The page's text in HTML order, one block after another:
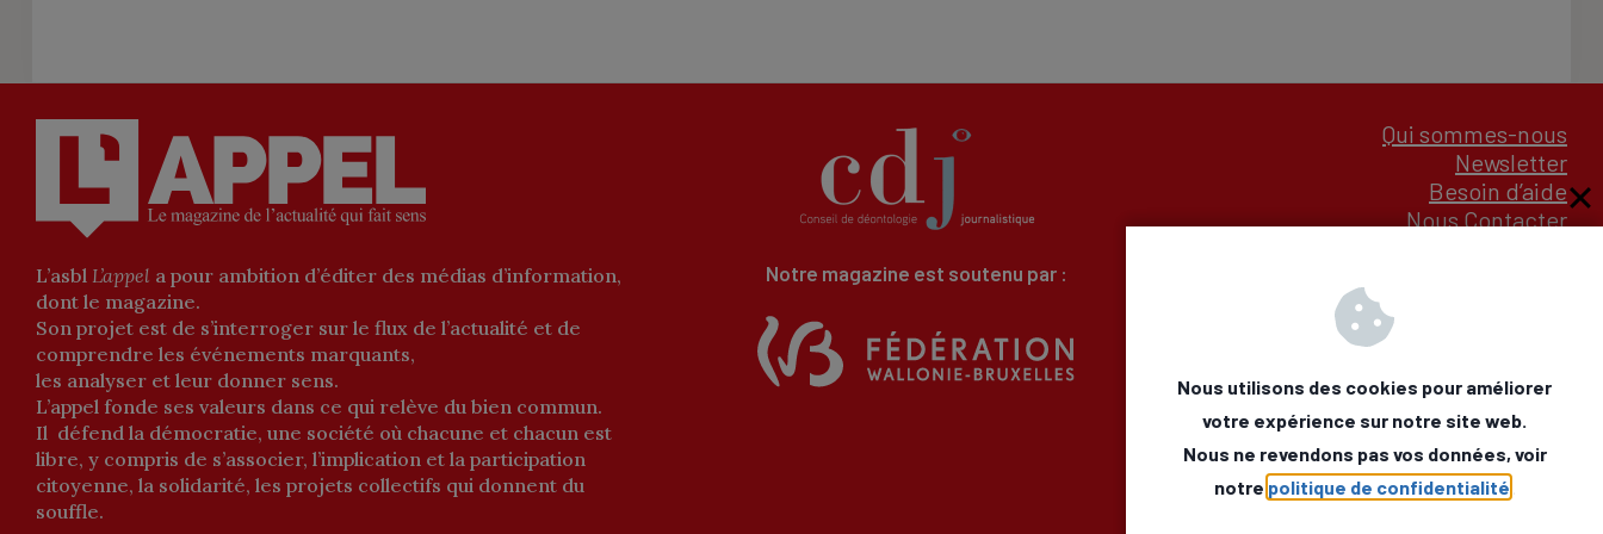
L’asbl L’appel a pour ambition d’éditer des médias d’information,
dont le magazine.
Son projet est de s’interroger sur le flux de l’actualité et de
comprendre les événements marquants,
les analyser et leur donner sens.
L’appel fonde ses valeurs dans ce qui relève du bien commun.
Il défend la démocratie, une société où chacune et chacun est
libre, y compris de s’associer, l’implication et la participation
citoyenne, la solidarité, les projets collectifs qui donnent du
souffle.
Notre magazine est soutenu par :
Qui sommes-nous
Newsletter
Besoin d’aide
Nous Contacter
Nous utilisons des cookies pour améliorer
votre expérience sur notre site web.
Nous ne revendons pas vos données, voir
notre politique de confidentialité